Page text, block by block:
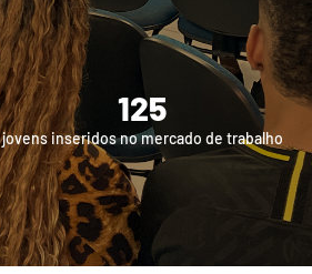
jovens inseridos no mercado de trabalho
125